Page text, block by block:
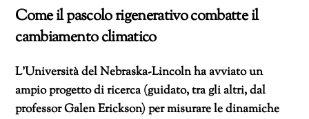
Come il pascolo rigenerativo combatte il
cambiamento climatico
L’Università del Nebraska-Lincoln ha avviato un
ampio progetto di ricerca (guidato, tra gli altri, dal
professor Galen Erickson) per misurare le dinamiche